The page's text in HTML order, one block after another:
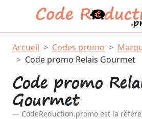
Accueil Codes promo
Code promo Relais Gourmet
Code promo
Gourmet
CodeReduction.promo est la